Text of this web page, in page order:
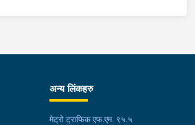
अन्य लिंकहरु
मेट्रो ट्राफिक एफ.एम. ९५.५